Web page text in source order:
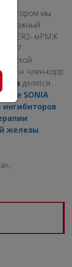
, о котором мы
важный
HER2- мРМЖ
4/6?
, д.м.н. член-корр.
делятся
SONIA
ингибиторов
железы